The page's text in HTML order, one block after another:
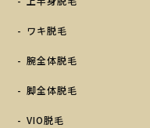
ワキ脱毛
腕全体脱毛
脚全体脱毛
VIO脱毛